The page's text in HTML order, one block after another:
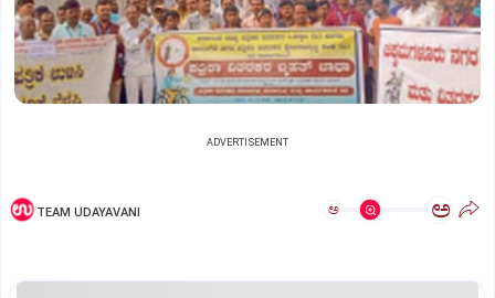
ADVERTISEMENT
TEAM UDAYAVANI ಅ ಅ